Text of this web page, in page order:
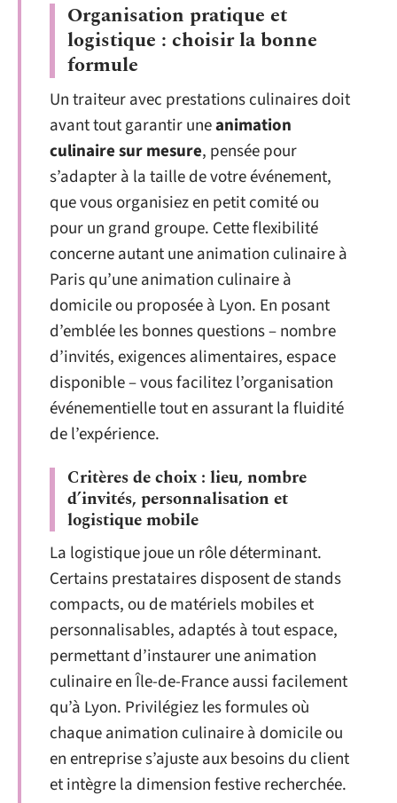
Organisation pratique et
logistique : choisir la bonne
formule
Un traiteur avec prestations culinaires doit
avant tout garantir uneanimation
culinaire sur mesure, pensée pour
s’adapter à la taille de votre événement,
que vous organisiez en petit comité ou
pour un grand groupe. Cette flexibilité
concerne autant une animation culinaire à
Paris qu’une animation culinaire à
domicile ou proposée à Lyon. En posant
d’emblée les bonnes questions – nombre
d’invités, exigences alimentaires, espace
disponible – vous facilitez l’organisation
événementielle tout en assurant la fluidité
de l’expérience.
Critères de choix : lieu, nombre
d’invités, personnalisation et
logistique mobile
La logistique joue un rôle déterminant.
Certains prestataires disposent de stands
compacts, ou de matériels mobiles et
personnalisables, adaptés à tout espace,
permettant d’instaurer une animation
culinaire en Île-de-France aussi facilement
qu’à Lyon. Privilégiez les formules où
chaque animation culinaire à domicile ou
en entreprise s’ajuste aux besoins du client
et intègre la dimension festive recherchée.